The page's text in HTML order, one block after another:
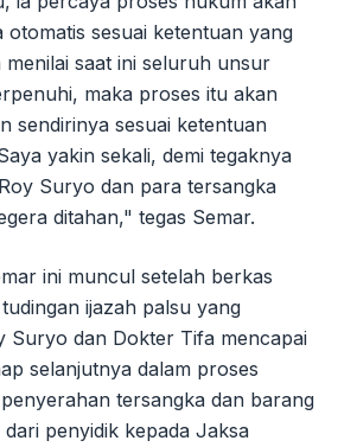
otomatis sesuai ketentuan yang
saat ini seluruh unsur
maka proses itu akan
sendirinya sesuai ketentuan
yakin sekali, demi tegaknya
Suryo dan para tersangka
ditahan," tegas Semar.
ini muncul setelah berkas
ijazah palsu yang
Suryo dan Dokter Tifa mencapai
selanjutnya dalam proses
tersangka dan barang
penyidik kepada Jaksa